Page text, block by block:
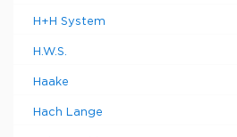
H+H System
H.W.S.
Haake
Hach Lange